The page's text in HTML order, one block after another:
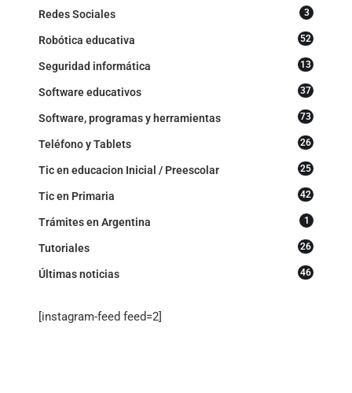
Redes Sociales 3
Robótica educativa 52
Seguridad informática 13
Software educativos 37
Software, programas y herramientas 73
Teléfono y Tablets 26
Tic en educacion Inicial / Preescolar 25
Tic en Primaria 42
Trámites en Argentina 1
Tutoriales 26
Últimas noticias 46
[instagram-feed feed=2]